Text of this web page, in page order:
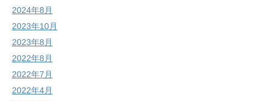
2024年8月
2023年10月
2023年8月
2022年8月
2022年7月
2022年4月